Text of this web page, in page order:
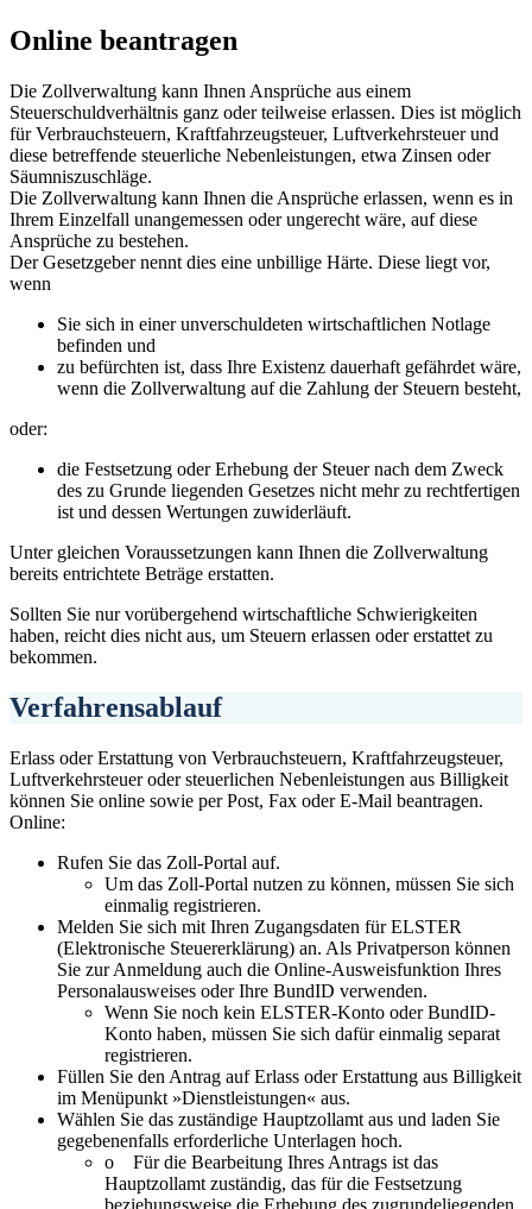
Online beantragen
Die Zollverwaltung kann Ihnen Ansprüche aus einem
Steuerschuldverhältnis ganz oder teilweise erlassen. Dies ist möglich
für Verbrauchsteuern, Kraftfahrzeugsteuer, Luftverkehrsteuer und
diese betreffende steuerliche Nebenleistungen, etwa Zinsen oder
Säumniszuschläge.
Die Zollverwaltung kann Ihnen die Ansprüche erlassen, wenn es in
Ihrem Einzelfall unangemessen oder ungerecht wäre, auf diese
Ansprüche zu bestehen.
Der Gesetzgeber nennt dies eine unbillige Härte. Diese liegt vor,
wenn
Sie sich in einer unverschuldeten wirtschaftlichen Notlage
befinden und
zu befürchten ist, dass Ihre Existenz dauerhaft gefährdet wäre,
wenn die Zollverwaltung auf die Zahlung der Steuern besteht,
oder:
die Festsetzung oder Erhebung der Steuer nach dem Zweck
des zu Grunde liegenden Gesetzes nicht mehr zu rechtfertigen
ist und dessen Wertungen zuwiderläuft.
Unter gleichen Voraussetzungen kann Ihnen die Zollverwaltung
bereits entrichtete Beträge erstatten.
Sollten Sie nur vorübergehend wirtschaftliche Schwierigkeiten
haben, reicht dies nicht aus, um Steuern erlassen oder erstattet zu
bekommen.
Verfahrensablauf
Erlass oder Erstattung von Verbrauchsteuern, Kraftfahrzeugsteuer,
Luftverkehrsteuer oder steuerlichen Nebenleistungen aus Billigkeit
können Sie online sowie per Post, Fax oder E-Mail beantragen.
Online:
Rufen Sie das Zoll-Portal auf.
Um das Zoll-Portal nutzen zu können, müssen Sie sich
einmalig registrieren.
Melden Sie sich mit Ihren Zugangsdaten für ELSTER
(Elektronische Steuererklärung) an. Als Privatperson können
Sie zur Anmeldung auch die Online-Ausweisfunktion Ihres
Personalausweises oder Ihre BundID verwenden.
Wenn Sie noch kein ELSTER-Konto oder BundID-
Konto haben, müssen Sie sich dafür einmalig separat
registrieren.
Füllen Sie den Antrag auf Erlass oder Erstattung aus Billigkeit
im Menüpunkt »Dienstleistungen« aus.
Wählen Sie das zuständige Hauptzollamt aus und laden Sie
gegebenenfalls erforderliche Unterlagen hoch.
o Für die Bearbeitung Ihres Antrags ist das
Hauptzollamt zuständig, das für die Festsetzung
beziehungsweise die Erhebung des zugrundeliegenden